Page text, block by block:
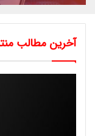
آخرین مطالب